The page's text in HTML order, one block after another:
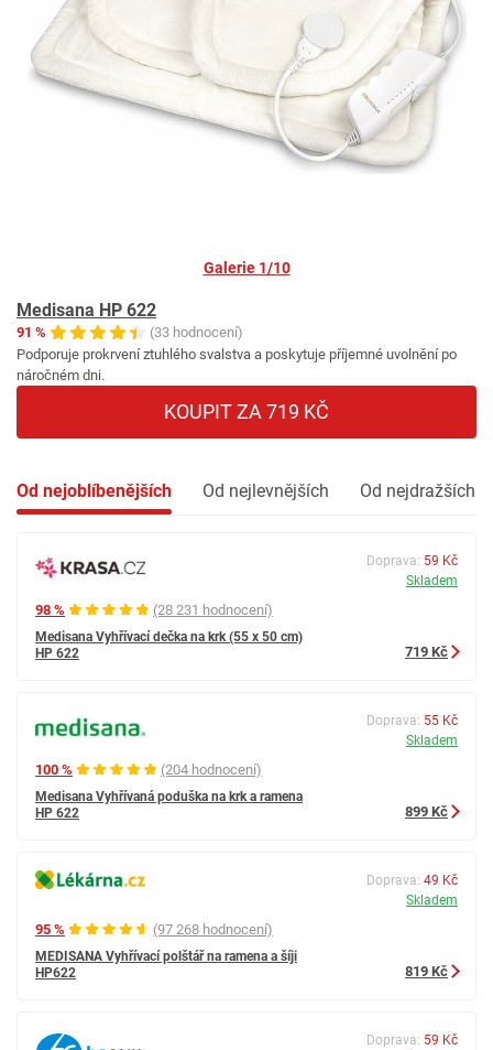
Galerie 1/10
Medisana HP 622
91 %
(33 hodnocení)
Podporuje prokrvení ztuhlého svalstva a poskytuje příjemné uvolnění po
náročném dni.
KOUPIT ZA 719 KČ
Od nejoblíbenějších Od nejlevnějších Od nejdražších
98 % (28 231 hodnocení)
Medisana Vyhřívací dečka na krk (55 x 50 cm)
HP 622
Doprava: 59 Kč
Skladem
719 Kč
100 % (204 hodnocení)
Medisana Vyhřívaná poduška na krk a ramena
HP 622
Doprava: 55 Kč
Skladem
899 Kč
95 % (97 268 hodnocení)
MEDISANA Vyhřívací polštář na ramena a šíji
HP622
Doprava: 49 Kč
Skladem
819 Kč
Doprava: 59 Kč